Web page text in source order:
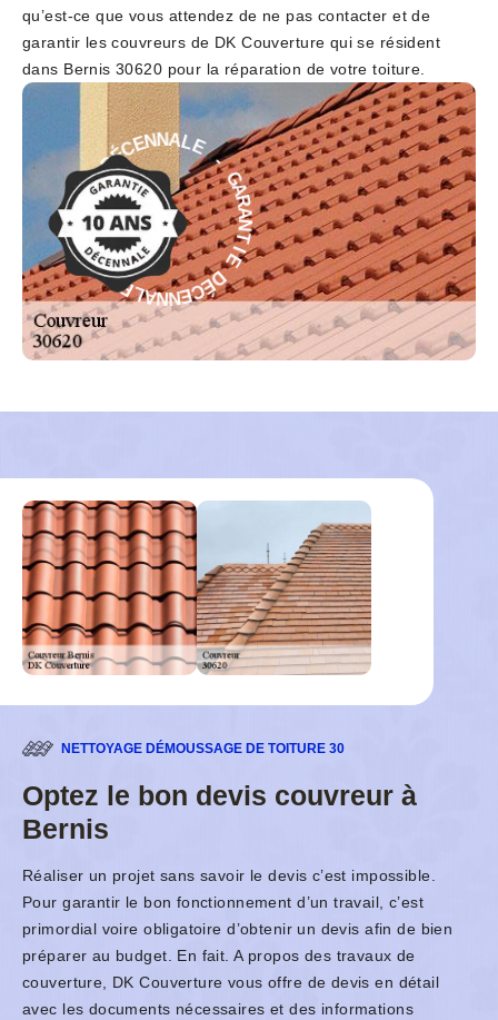
qu’est-ce que vous attendez de ne pas contacter et de
garantir les couvreurs de DK Couverture qui se résident
dans Bernis 30620 pour la réparation de votre toiture.
G
A
R
A
N
T
I
E
D
É
C
E
NNALE - GAR
A
N
T
I
E
D
É
C
E
N
N
A
L
E
-
NETTOYAGE DÉMOUSSAGE DE TOITURE 30
Optez le bon devis couvreur à
Bernis
Réaliser un projet sans savoir le devis c’est impossible.
Pour garantir le bon fonctionnement d’un travail, c’est
primordial voire obligatoire d’obtenir un devis afin de bien
préparer au budget. En fait. A propos des travaux de
couverture, DK Couverture vous offre de devis en détail
avec les documents nécessaires et des informations